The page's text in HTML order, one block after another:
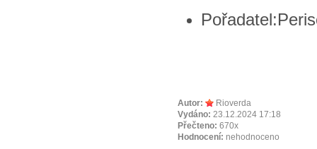
Autor:
Rioverda
Vydáno: 23.12.2024 17:18
Přečteno: 670x
Hodnocení: nehodnoceno